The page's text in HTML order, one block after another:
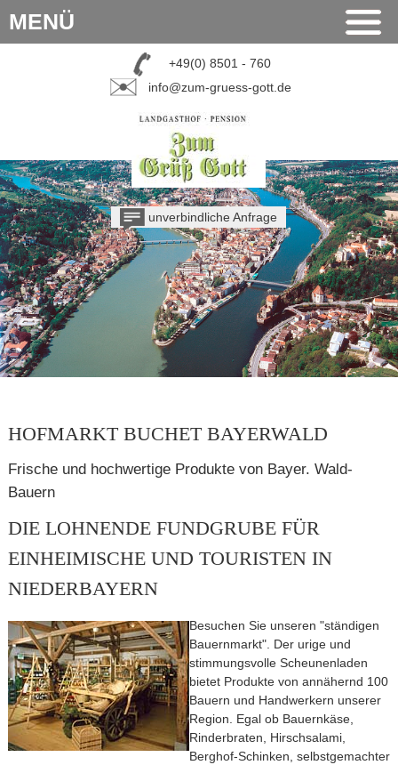
+49(0) 8501 - 760
info@zum-gruess-gott.de
unverbindliche Anfrage
MENÜ
HOFMARKT BUCHET BAYERWALD
Frische und hochwertige Produkte von Bayer. Wald-
Bauern
DIE LOHNENDE FUNDGRUBE FÜR
EINHEIMISCHE UND TOURISTEN IN
NIEDERBAYERN
Besuchen Sie unseren "ständigen
Bauernmarkt". Der urige und
stimmungsvolle Scheunenladen
bietet Produkte von annähernd 100
Bauern und Handwerkern unserer
Region. Egal ob Bauernkäse,
Rinderbraten, Hirschsalami,
Berghof-Schinken, selbstgemachter